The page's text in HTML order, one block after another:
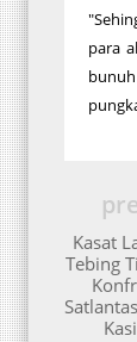
para
Kasat
Tebing